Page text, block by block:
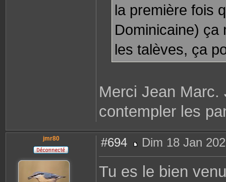
la première fois
Dominicaine) ça
les talèves, ça
Merci Jean Marc.
contempler les
jmr80 #694
e
Dim 18 Jan
Tu es le bien